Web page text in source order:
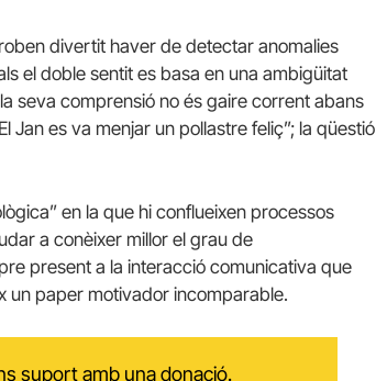
divertit haver de detectar anomalies
el doble sentit es basa en una ambigüitat
seva comprensió no és gaire corrent abans
Jan es va menjar un pollastre feliç”; la qüestió
en la que hi conflueixen processos
a conèixer millor el grau de
present a la interacció comunicativa que
un paper motivador incomparable.
suport amb una donació.